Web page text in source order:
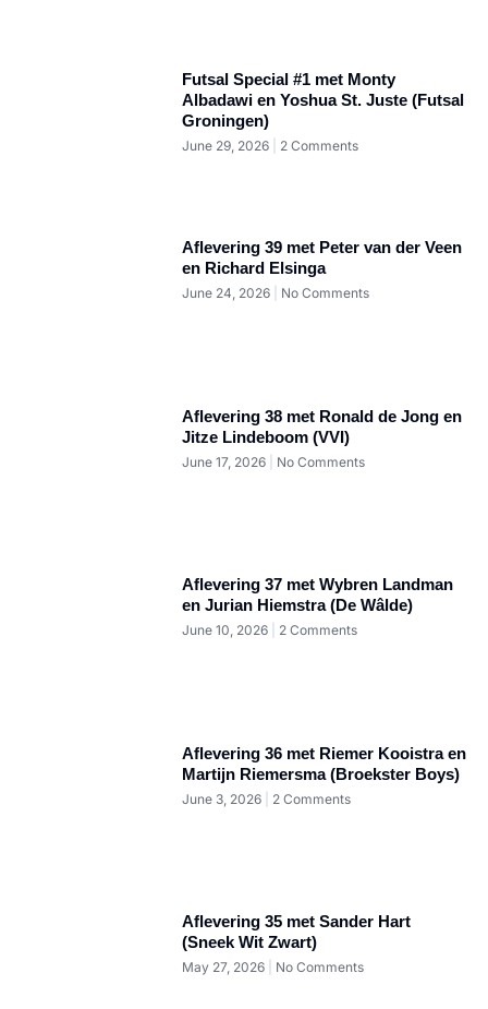
Futsal Special #1 met Monty
Albadawi en Yoshua St. Juste (Futsal
Groningen)
June 29, 2026 2 Comments
Aflevering 39 met Peter van der Veen
en Richard Elsinga
June 24, 2026 No Comments
Aflevering 38 met Ronald de Jong en
Jitze Lindeboom (VVI)
June 17, 2026 No Comments
Aflevering 37 met Wybren Landman
en Jurian Hiemstra (De Wâlde)
June 10, 2026 2 Comments
Aflevering 36 met Riemer Kooistra en
Martijn Riemersma (Broekster Boys)
June 3, 2026 2 Comments
Aflevering 35 met Sander Hart
(Sneek Wit Zwart)
May 27, 2026 No Comments